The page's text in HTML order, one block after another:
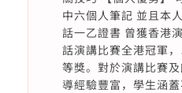
中六個人筆記 並且本
話一乙證書 曾獲香港
話演講比賽全港冠軍
等獎。對於演講比賽
導經驗豐富，學生涵